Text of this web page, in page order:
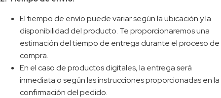
El tiempo de envío puede variar según la ubicación y la
disponibilidad del producto. Te proporcionaremos una
estimación del tiempo de entrega durante el proceso de
compra.
En el caso de productos digitales, la entrega será
inmediata o según las instrucciones proporcionadas en la
confirmación del pedido.